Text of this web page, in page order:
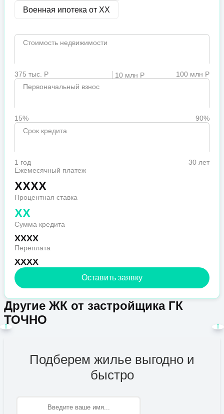
Военная ипотека от XX
Стоимость недвижимости
375 тыс. Р 10 млн Р
100 млн Р
Первоначальный взнос
15%
90%
Срок кредита
1 год
30 лет
Ежемесячный платеж
XXXX
Процентная ставка
XX
Сумма кредита
XXXX
Переплата
XXXX
Оставить заявку
Другие ЖК от застройщика ГК
ТОЧНО
Подберем жилье выгодно и
быстро